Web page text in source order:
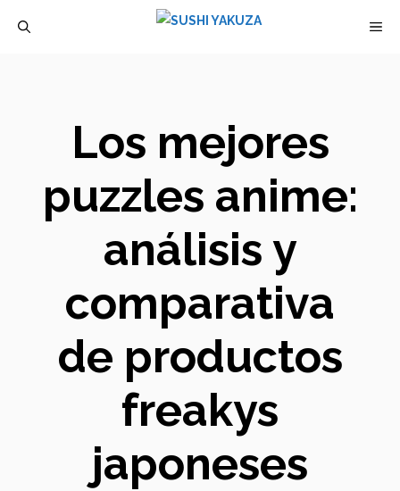
Los mejores
puzzles anime:
análisis y
comparativa
de productos
freakys
japoneses